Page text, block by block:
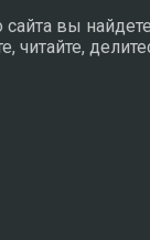
сайта вы
читайте,